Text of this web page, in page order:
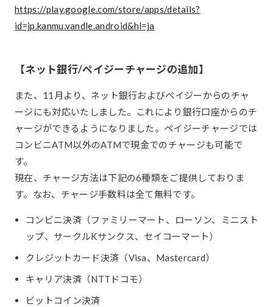
https://play.google.com/store/apps/details?
id=jp.kanmu.vandle.android&hl=ja
【ネット銀行/ペイジーチャージの追加】
また、11月より、ネット銀行およびペイジーからのチャ
ージにも対応いたしました。これにより​銀行口座からのチ
ャージができるようになりました。ペイジーチャージでは
コンビニATM以外のATMで現金でのチャージも可能で
す。
現在、チャージ方法は下記の6種類をご提供しておりま
す。なお、チャージ手数料は全て無料です。
コンビニ決済（ファミリーマート、ローソン、ミニスト
ップ、サークルKサンクス、セイコーマート）
クレジットカード決済（Visa、Mastercard）
キャリア決済（NTTドコモ）
ビットコイン決済